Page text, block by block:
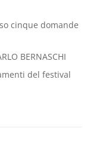
cinque domande
BERNASCHI
del festival